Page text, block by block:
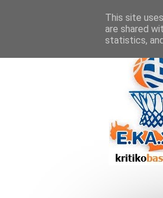
This site
are shared
statistics,